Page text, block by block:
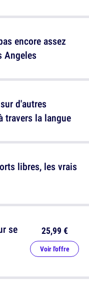
encore assez
Angeles
libres, les vrais
d'autres
travers la langue
se
25,99 €
Voir l'offre